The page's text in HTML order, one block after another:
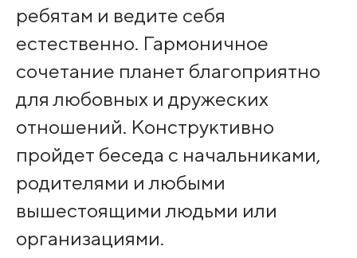
ребятам и ведите себя
естественно. Гармоничное
сочетание планет благоприятно
для любовных и дружеских
отношений. Конструктивно
пройдет беседа с начальниками,
родителями и любыми
вышестоящими людьми или
организациями.